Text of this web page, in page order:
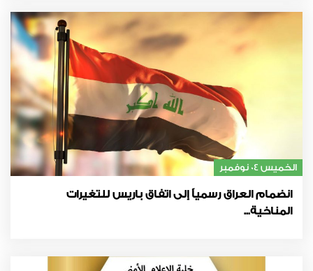
الخميس 04 نوفمبر
انضمام العراق رسمياً إلى اتفاق باريس للتغيرات
المناخية...